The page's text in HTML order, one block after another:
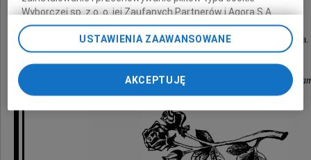
Rodzinę
o przyjęcie najgłębszych wyrazów współczucia.
Zarząd firmy Uni-Car Dwa wraz z Koleżankami i
Wyborczej sp. z o. o. jej Zaufanych Partnerów i Agora S.A.
na Twoim urządzeniu końcowym. Możesz też w każdej
chwili zmienić swoje preferencje dot. plików cookie,
ponownie wywołując narzędzie do zarządzania Twoimi
preferencjami dot. przetwarzania danych poprzez
odnośnik „Ustawienia prywatności” w stopce serwisu i
przechodząc do sekcji „Ustawienia zaawansowane”.
Zmiana ustawień plików cookie możliwa jest także za
pomocą ustawień przeglądarki.
My, nasi Zaufani Partnerzy i Agora S.A. możemy
USTAWIENIA ZAAWANSOWANE
AKCEPTUJĘ